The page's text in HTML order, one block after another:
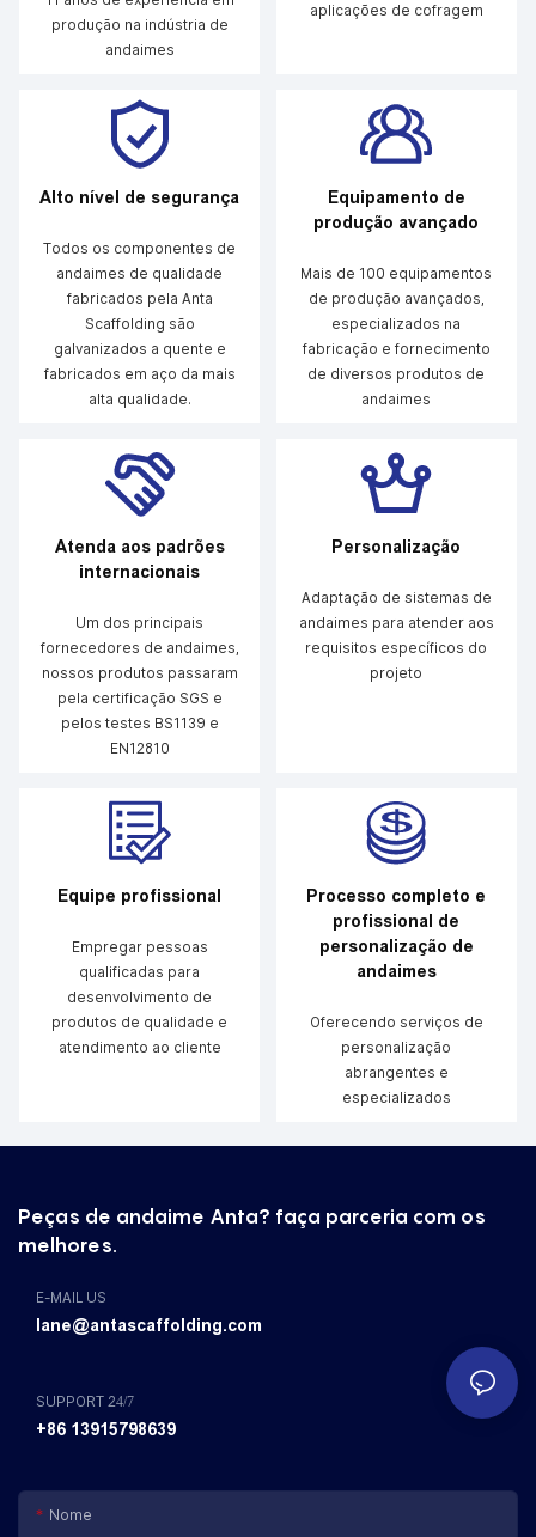
produção na indústria de
andaimes
aplicações de cofragem
Alto nível de segurança
Todos os componentes de
andaimes de qualidade
fabricados pela Anta
Scaffolding são
galvanizados a quente e
fabricados em aço da mais
alta qualidade.
Equipamento de
produção avançado
Mais de 100 equipamentos
de produção avançados,
especializados na
fabricação e fornecimento
de diversos produtos de
andaimes
Atenda aos padrões
internacionais
Um dos principais
fornecedores de andaimes,
nossos produtos passaram
pela certificação SGS e
pelos testes BS1139 e
EN12810
Personalização
Adaptação de sistemas de
andaimes para atender aos
requisitos específicos do
projeto
Equipe profissional
Empregar pessoas
qualificadas para
desenvolvimento de
produtos de qualidade e
atendimento ao cliente
Processo completo e
profissional de
personalização de
andaimes
Oferecendo serviços de
personalização
abrangentes e
especializados
Peças de andaime Anta? faça parceria com os
melhores.
E-MAIL US
lane@antascaffolding.com
SUPPORT 24/7
+86 13915798639
Nome